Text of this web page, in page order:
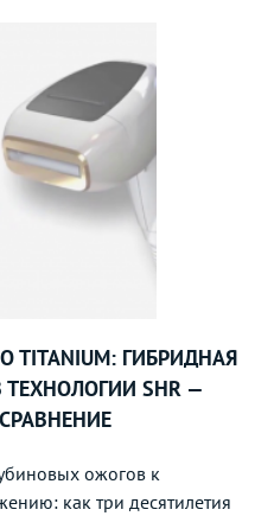
TITANIUM: ГИБРИДНАЯ
SHR —
ожогов к
как три десятилетия